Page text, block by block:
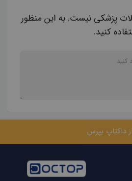
پزشکی نیست. به این منظور
کنید.
از داکتاپ بپرس